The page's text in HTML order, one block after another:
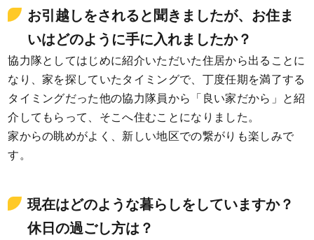
お引越しをされると聞きましたが、お住ま
いはどのように手に入れましたか？
協力隊としてはじめに紹介いただいた住居から出ることに
なり、家を探していたタイミングで、丁度任期を満了する
タイミングだった他の協力隊員から「良い家だから」と紹
介してもらって、そこへ住むことになりました。
家からの眺めがよく、新しい地区での繋がりも楽しみで
す。
現在はどのような暮らしをしていますか？
休日の過ごし方は？